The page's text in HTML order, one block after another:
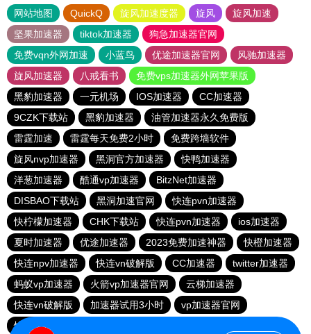
网站地图 QuickQ 旋风加速度器 旋风
旋风加速
坚果加速器
tiktok加速器
狗急加速器官网
免费vqn外网加速
小蓝鸟 优途加速器官网
风驰加速器
旋风加速器
八戒看书
免费vps加速器外网苹果版
黑豹加速器
一元机场 IOS加速器
CC加速器
9CZK下载站
黑豹加速器
油管加速器永久免费版
雷霆加速
雷霆每天免费2小时
免费跨墙软件
旋风nvp加速器
黑洞官方加速器
快鸭加速器
洋葱加速器
酷通vp加速器
BitzNet加速器
DISBAO下载站
黑洞加速官网
快连pvn加速器
快柠檬加速器
CHK下载站 快连pvn加速器
ios加速器
夏时加速器
优途加速器 2023免费加速神器
快橙加速器
快连npv加速器
快连vn破解版 CC加速器
twitter加速器
蚂蚁vp加速器
火箭vp加速器官网
云梯加速器
快连vn破解版
加速器试用3小时
vp加速器官网
快鸭加速器